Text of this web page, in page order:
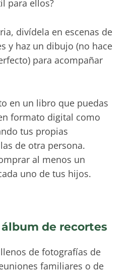
para ellos?
divídela en escenas de
y haz un dibujo (no hace
para acompañar
en un libro que puedas
formato digital como
tus propias
de otra persona.
al menos un
uno de tus hijos.
álbum de recortes
de fotografías de
familiares o de